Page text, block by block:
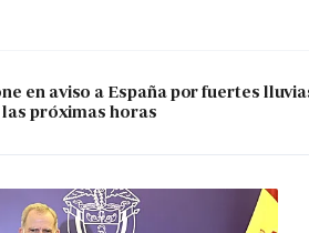
en aviso a España por fuertes
próximas horas